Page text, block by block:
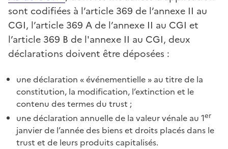
sont codifiées à l’article 369 de l’annexe II au
CGI, l’article 369 A de l’annexe II au CGI et
l’article 369 B de l'annexe II au CGI, deux
déclarations doivent être déposées :
une déclaration « événementielle » au titre de la
constitution, la modification, l’extinction et le
contenu des termes du trust ;
une déclaration annuelle de la valeur vénale au 1er
janvier de l’année des biens et droits placés dans le
trust et de leurs produits capitalisés.